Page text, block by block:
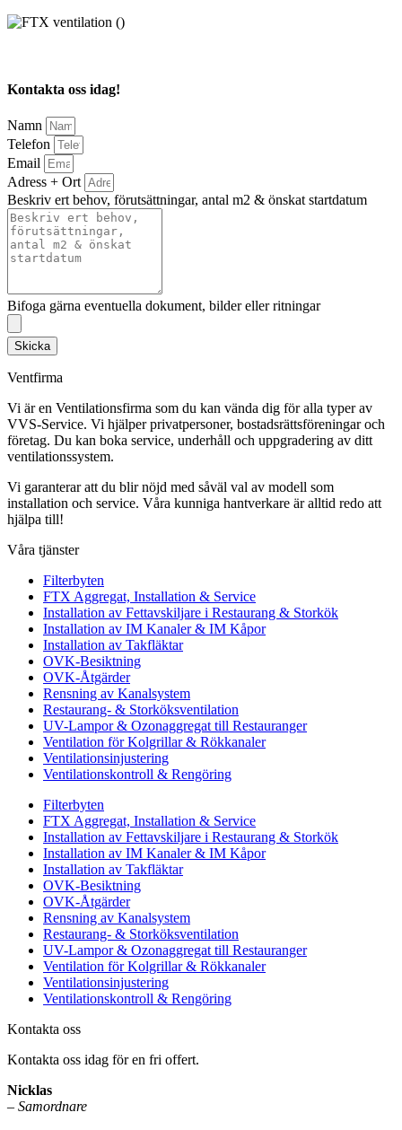
Kontakta oss idag!
Namn
Telefon
Email
Adress + Ort
Beskriv ert behov, förutsättningar, antal m2 & önskat startdatum
Bifoga gärna eventuella dokument, bilder eller ritningar
Skicka
Ventfirma
Vi är en Ventilationsfirma som du kan vända dig för alla typer av
VVS-Service. Vi hjälper privatpersoner, bostadsrättsföreningar och
företag. Du kan boka service, underhåll och uppgradering av ditt
ventilationssystem.
Vi garanterar att du blir nöjd med såväl val av modell som
installation och service. Våra kunniga hantverkare är alltid redo att
hjälpa till!
Våra tjänster
Filterbyten
FTX Aggregat, Installation & Service
Installation av Fettavskiljare i Restaurang & Storkök
Installation av IM Kanaler & IM Kåpor
Installation av Takfläktar
OVK-Besiktning
OVK-Åtgärder
Rensning av Kanalsystem
Restaurang- & Storköksventilation
UV-Lampor & Ozonaggregat till Restauranger
Ventilation för Kolgrillar & Rökkanaler
Ventilationsinjustering
Ventilationskontroll & Rengöring
Filterbyten
FTX Aggregat, Installation & Service
Installation av Fettavskiljare i Restaurang & Storkök
Installation av IM Kanaler & IM Kåpor
Installation av Takfläktar
OVK-Besiktning
OVK-Åtgärder
Rensning av Kanalsystem
Restaurang- & Storköksventilation
UV-Lampor & Ozonaggregat till Restauranger
Ventilation för Kolgrillar & Rökkanaler
Ventilationsinjustering
Ventilationskontroll & Rengöring
Kontakta oss
Kontakta oss idag för en fri offert.
Nicklas
– Samordnare